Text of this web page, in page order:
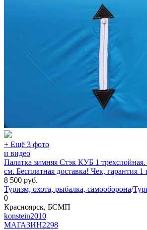
+ Ещё 3 фото
и видео
Палатка зимняя Стэк КУБ 1
см. Бесплатная доставка! Чек, гарантия 1
8 500 руб.
Туризм, охота, рыбалка, самооборона/
0
Красноярск, БСМП
konstein2010
МАГАЗИН2298